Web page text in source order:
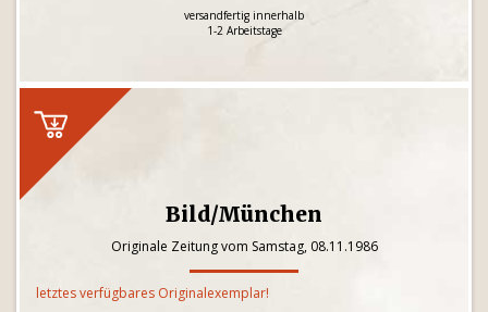
versandfertig innerhalb
1-2 Arbeitstage
Bild/München
Originale Zeitung vom Samstag, 08.11.1986
letztes verfügbares Originalexemplar!